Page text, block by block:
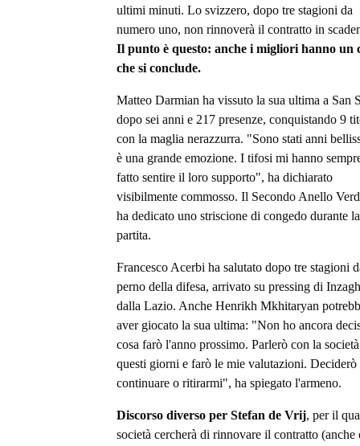
ultimi minuti. Lo svizzero, dopo tre stagioni da
numero uno, non rinnoverà il contratto in
Il punto è questo: anche i migliori hanno un
che si conclude.
Matteo Darmian ha vissuto la sua ultima a San
dopo sei anni e 217 presenze, conquistando 9
con la maglia nerazzurra. "Sono stati anni
è una grande emozione. I tifosi mi hanno
fatto sentire il loro supporto", ha dichiarato
visibilmente commosso. Il Secondo Anello
ha dedicato uno striscione di congedo durante la
partita.
Francesco Acerbi ha salutato dopo tre stagioni
perno della difesa, arrivato su pressing di
dalla Lazio. Anche Henrikh Mkhitaryan
aver giocato la sua ultima: "Non ho ancora
cosa farò l'anno prossimo. Parlerò con la
questi giorni e farò le mie valutazioni. Deciderò
continuare o ritirarmi", ha spiegato l'armeno.
Discorso diverso per Stefan de Vrij, per il
società cercherà di rinnovare il contratto (anche